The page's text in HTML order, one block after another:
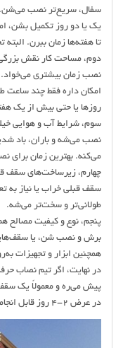
سفال، سریع‌تر نصب می‌شن.
یک یا دو روز تکمیل بشن،
تا هفته‌ها زمان ببرن.
دوم، مساحت کار نقش
نصب زمان بیشتری
امکان داره فقط چند ساعت
روزها یا حتی بیش از یک
سوم، شرایط آب و هوایی
نصب می‌شه و باران، باد
می‌کنه. بهترین زمان برای
چهارم، زیرساخت‌های سقف
سقف قبلی خراب یا نیاز به
طولانی‌تر و سخت‌تر می‌شه.
پنجم، نوع و کیفیت مصالح
برش و نصب شن، یا
همچنین ابزار و تجهیزات
در نهایت، اگر تیم نصاب
پیش می‌ره و معمولاً یک
در عرض ۲-۴ روز قابل انجامه، اما این فقط یک تخمین کلیه.